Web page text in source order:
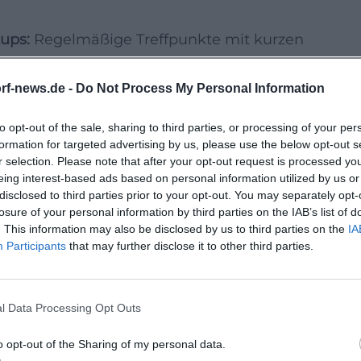
news.de - Do Not Process My Personal Information
opt-out of the sale, sharing to third parties, or processing of your
for targeted advertising by us, please use the below opt-out
selection. Please note that after your opt-out request is processed
interest-based ads based on personal information utilized by us
to third parties prior to your opt-out. You may separately
of your personal information by third parties on the IAB’s list of
This information may also be disclosed by us to third parties on the
Participants that may further disclose it to other third parties.
Data Processing Opt Outs
opt-out of the Sharing of my personal data.
Regelmäßige Treffpunkte mit kurzen
Ideal für erste Kontakte und
und Nutzen in 2–3 Sätzen. Optional:
Canvas.
(z. B. Stammtisch), um frühe
zu bekommen.
mit Problem, Lösung, Markt, Team,
Impact-Projekte zusätzlich:
Messansätze.
sind, rechtzeitig einreichen.